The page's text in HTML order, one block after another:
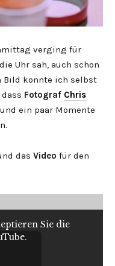
verging für
Uhr sah, auch schon
Bild konnte ich selbst
Fotograf Chris
ein paar Momente
das Video für den
Sie die